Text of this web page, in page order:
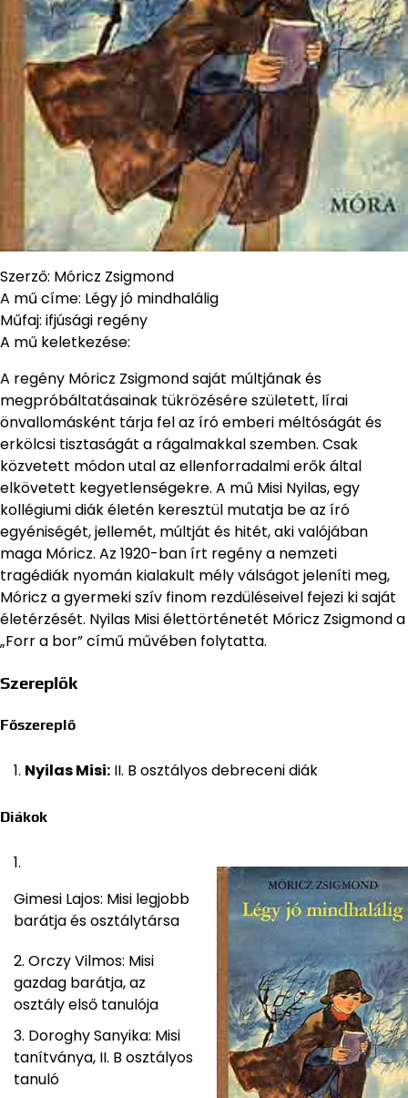
Szerző: Móricz Zsigmond
A mű címe: Légy jó mindhalálig
Műfaj: ifjúsági regény
A mű keletkezése:
A regény Móricz Zsigmond saját múltjának és
megpróbáltatásainak tükrözésére született, lírai
önvallomásként tárja fel az író emberi méltóságát és
erkölcsi tisztaságát a rágalmakkal szemben. Csak
közvetett módon utal az ellenforradalmi erők által
elkövetett kegyetlenségekre. A mű Misi Nyilas, egy
kollégiumi diák életén keresztül mutatja be az író
egyéniségét, jellemét, múltját és hitét, aki valójában
maga Móricz. Az 1920-ban írt regény a nemzeti
tragédiák nyomán kialakult mély válságot jeleníti meg,
Móricz a gyermeki szív finom rezdüléseivel fejezi ki saját
életérzését. Nyilas Misi élettörténetét Móricz Zsigmond a
„Forr a bor” című művében folytatta.
Szereplők
Főszereplő
Nyilas Misi: II. B osztályos debreceni diák
Diákok
Gimesi Lajos: Misi legjobb
barátja és osztálytársa
Orczy Vilmos: Misi
gazdag barátja, az
osztály első tanulója
Doroghy Sanyika: Misi
tanítványa, II. B osztályos
tanuló